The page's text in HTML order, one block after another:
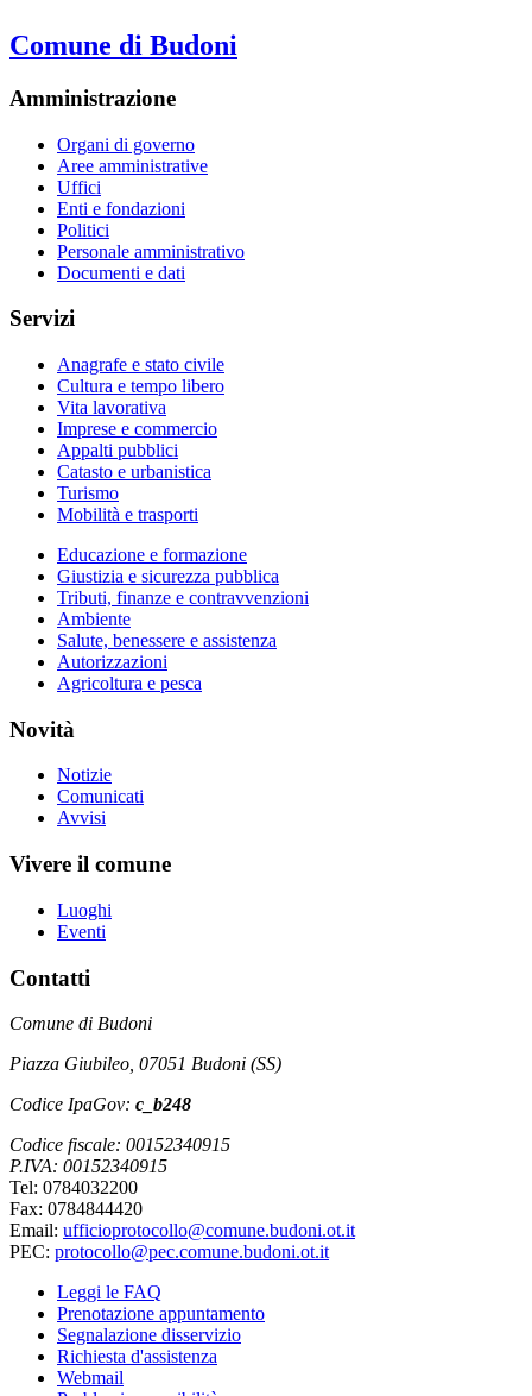
Comune di Budoni
Amministrazione
Organi di governo
Aree amministrative
Uffici
Enti e fondazioni
Politici
Personale amministrativo
Documenti e dati
Servizi
Anagrafe e stato civile
Cultura e tempo libero
Vita lavorativa
Imprese e commercio
Appalti pubblici
Catasto e urbanistica
Turismo
Mobilità e trasporti
Educazione e formazione
Giustizia e sicurezza pubblica
Tributi, finanze e contravvenzioni
Ambiente
Salute, benessere e assistenza
Autorizzazioni
Agricoltura e pesca
Novità
Notizie
Comunicati
Avvisi
Vivere il comune
Luoghi
Eventi
Contatti
Comune di Budoni
Piazza Giubileo, 07051 Budoni (SS)
Codice IpaGov: c_b248
Codice fiscale: 00152340915
P.IVA: 00152340915
Tel: 0784032200
Fax: 0784844420
Email: ufficioprotocollo@comune.budoni.ot.it
PEC: protocollo@pec.comune.budoni.ot.it
Leggi le FAQ
Prenotazione appuntamento
Segnalazione disservizio
Richiesta d'assistenza
Webmail